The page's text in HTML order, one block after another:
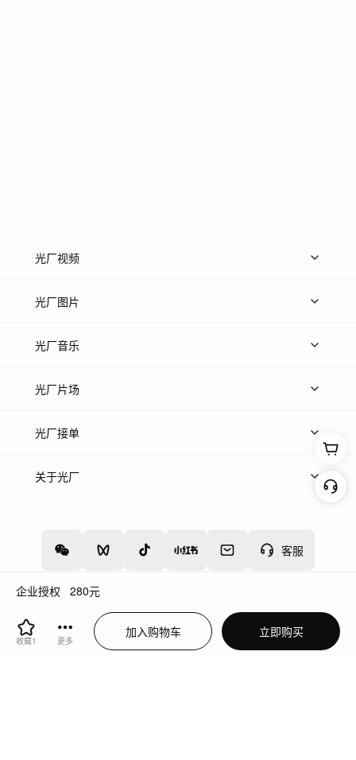
企业授权 280元
收藏1 更多
加入购物车 立即购买
客服
光厂视频
上传视频
光厂图片
上传图片
光厂音乐
热门音乐
光厂片场
上传案例
光厂接单
上架服务
关于光厂
增值电信业务经营许可证：川B2-20160192
蜀ICP备12020238号-4
川公网安备51019002000262
违法和不良信息举报中心